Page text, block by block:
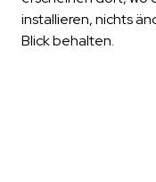
installieren, nichts
Blick behalten.